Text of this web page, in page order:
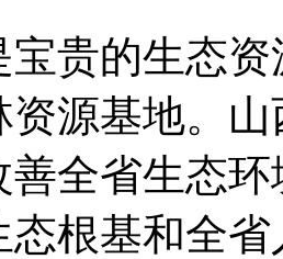
宝贵的生态
资源基地。
善全省生态
态根基和全